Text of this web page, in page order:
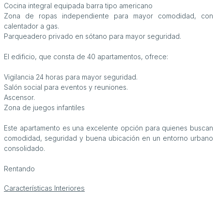
Cocina integral equipada barra tipo americano
Zona de ropas independiente para mayor comodidad, con
calentador a gas.
Parqueadero privado en sótano para mayor seguridad.
El edificio, que consta de 40 apartamentos, ofrece:
Vigilancia 24 horas para mayor seguridad.
Salón social para eventos y reuniones.
Ascensor.
Zona de juegos infantiles
Este apartamento es una excelente opción para quienes buscan
comodidad, seguridad y buena ubicación en un entorno urbano
consolidado.
Rentando
Características Interiores